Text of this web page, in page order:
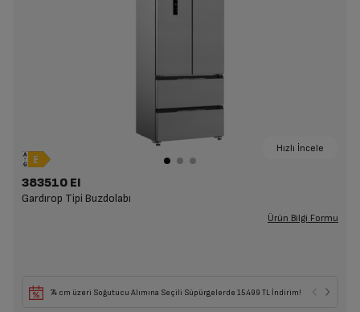
Hızlı İncele
383510 EI
Gardırop Tipi Buzdolabı
Ürün Bilgi Formu
74 cm üzeri Soğutucu Alımına Seçili Süpürgelerde 15.499 TL İndirim!